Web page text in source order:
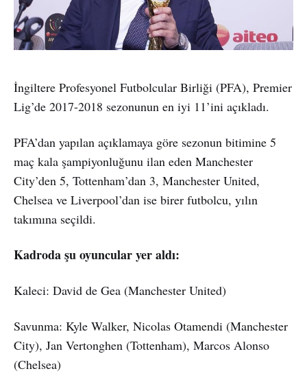
İngiltere Profesyonel Futbolcular Birliği (PFA), Premier
Lig’de 2017-2018 sezonunun en iyi 11’ini açıkladı.
PFA’dan yapılan açıklamaya göre sezonun bitimine 5
maç kala şampiyonluğunu ilan eden Manchester
City’den 5, Tottenham’dan 3, Manchester United,
Chelsea ve Liverpool’dan ise birer futbolcu, yılın
takımına seçildi.
Kadroda şu oyuncular yer aldı:
Kaleci: David de Gea (Manchester United)
Savunma: Kyle Walker, Nicolas Otamendi (Manchester
City), Jan Vertonghen (Tottenham), Marcos Alonso
(Chelsea)